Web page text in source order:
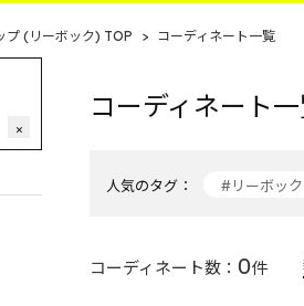
プ (リーボック) TOP > コーディネート一覧
×
コーディネート
人気のタグ： #リーボック
コーディネート数： 0件